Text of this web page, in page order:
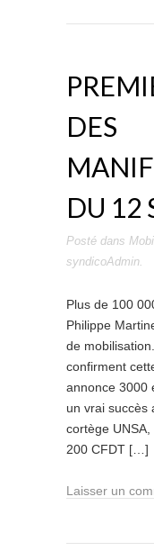
DES
DU 12
Posté dans
syndicoAdmin.
Plus de 100
Philippe
de
confirment
annonce 3000
un vrai succès
cortège
200 CFDT […]
Laisser un